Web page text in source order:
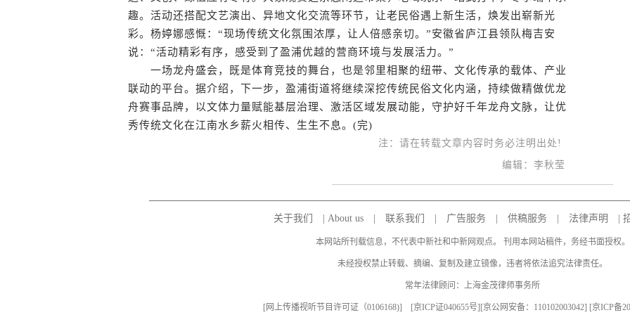
趣。活动还搭配文艺演出、异地文化交流等环节，让老民俗遇上新生活，焕发出崭新光
彩。杨婷娜感慨：“现场传统文化氛围浓厚，让人倍感亲切。”安徽省庐江县领队梅吉安
说：“活动精彩有序，感受到了盈浦优越的营商环境与发展活力。”
一场龙舟盛会，既是体育竞技的舞台，也是邻里相聚的纽带、文化传承的载体、产业
联动的平台。据介绍，下一步，盈浦街道将继续深挖传统民俗文化内涵，持续做精做优龙
舟赛事品牌，以文体力量赋能基层治理、激活区域发展动能，守护好千年龙舟文脉，让优
秀传统文化在江南水乡薪火相传、生生不息。(完)
注：请在转载文章内容时务必注明出处!
编辑：李秋莹
关于我们 About us| 联系我们 广告服务| 供稿服务| 法律声明
本网站所刊载信息，不代表中新社和中新网观点。 刊用本网站稿件，务经书面授权。
未经授权禁止转载、摘编、复制及建立镜像，违者将依法追究法律责任。
常年法律顾问：上海金茂律师事务所
[网上传播视听节目许可证（0106168)] [京ICP证040655号][京公网安备：110102003042] [京ICP备